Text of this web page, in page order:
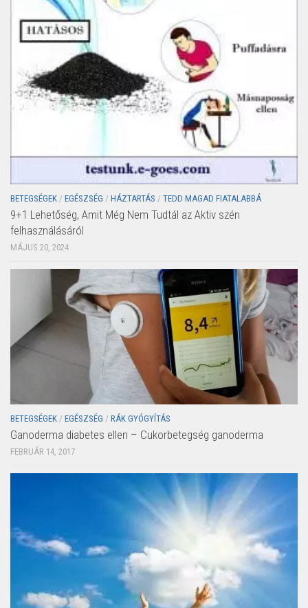
BETEGSÉGEK / EGÉSZSÉG / HÁZTARTÁS / TEDD MAGAD FIATALABBÁ
9+1 Lehetőség, Amit Még Nem Tudtál az Aktiv szén
felhasználásáról
MÁJUS 20, 2024
BETEGSÉGEK / EGÉSZSÉG / RÁK GYÓGYÍTÁS
Ganoderma diabetes ellen – Cukorbetegség ganoderma
FEBRUÁR 14, 2017